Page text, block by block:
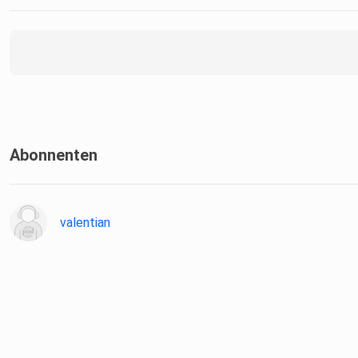
Abonnenten
valentian